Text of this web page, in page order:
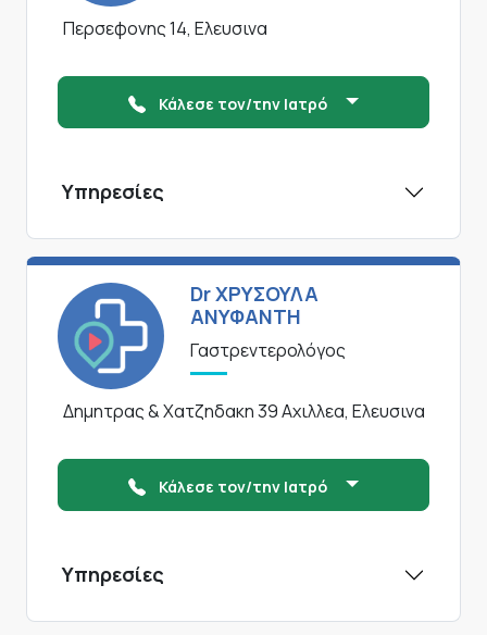
Περσεφονης 14, Ελευσινα
Κάλεσε τον/την Ιατρό
Υπηρεσίες
Dr ΧΡΥΣΟΥΛΑ
ΑΝΥΦΑΝΤΗ
Γαστρεντερολόγος
Δημητρας & Χατζηδακη 39 Αχιλλεα, Ελευσινα
Κάλεσε τον/την Ιατρό
Υπηρεσίες